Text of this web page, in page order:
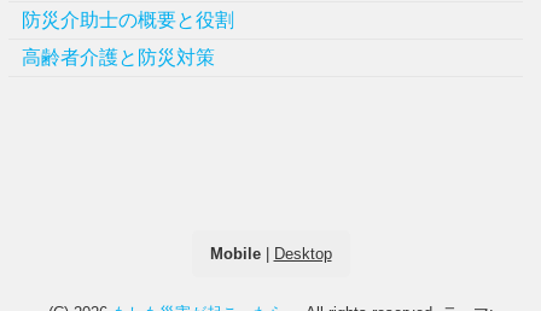
防災介助士の概要と役割
高齢者介護と防災対策
Mobile| Desktop